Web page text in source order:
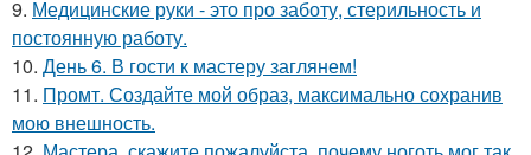
9. Медицинские руки - это про заботу, стерильность и
постоянную работу.
10. День 6. В гости к мастеру заглянем!
11. Промт. Создайте мой образ, максимально сохранив
мою внешность.